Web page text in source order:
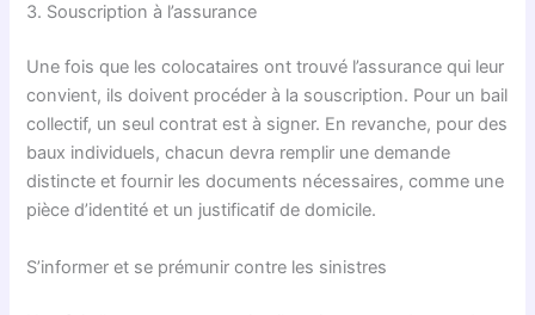
3. Souscription à l’assurance
Une fois que les colocataires ont trouvé l’assurance qui leur
convient, ils doivent procéder à la souscription. Pour un bail
collectif, un seul contrat est à signer. En revanche, pour des
baux individuels, chacun devra remplir une demande
distincte et fournir les documents nécessaires, comme une
pièce d’identité et un justificatif de domicile.
S’informer et se prémunir contre les sinistres